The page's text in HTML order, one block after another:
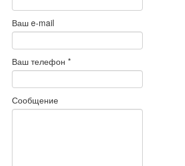
Ваш e-mail
Ваш телефон *
Сообщение